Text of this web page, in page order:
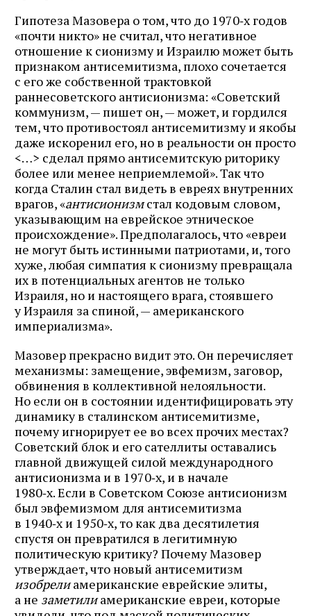
Гипотеза Мазовера о том, что до 1970‑х годов
«почти никто» не считал, что негативное
отношение к сионизму и Израилю может быть
признаком антисемитизма, плохо сочетается
с его же собственной трактовкой
раннесоветского антисионизма: «Советский
коммунизм, — пишет он, — может, и гордился
тем, что противостоял антисемитизму и якобы
даже искоренил его, но в реальности он просто
<…> сделал прямо антисемитскую риторику
более или менее неприемлемой». Так что
когда Сталин стал видеть в евреях внутренних
врагов, «антисионизмстал кодовым словом,
указывающим на еврейское этническое
происхождение». Предполагалось, что «евреи
не могут быть истинными патриотами, и, того
хуже, любая симпатия к сионизму превращала
их в потенциальных агентов не только
Израиля, но и настоящего врага, стоявшего
у Израиля за спиной, — американского
империализма».
Мазовер прекрасно видит это. Он перечисляет
механизмы: замещение, эвфемизм, заговор,
обвинения в коллективной нелояльности.
Но если он в состоянии идентифицировать эту
динамику в сталинском антисемитизме,
почему игнорирует ее во всех прочих местах?
Советский блок и его сателлиты оставались
главной движущей силой международного
антисионизма и в 1970‑х, и в начале
1980‑х. Если в Советском Союзе антисионизм
был эвфемизмом для антисемитизма
в 1940‑х и 1950‑х, то как два десятилетия
спустя он превратился в легитимную
политическую критику? Почему Мазовер
утверждает, что новый антисемитизм
изобрелиамериканские еврейские элиты,
а не заметилиамериканские евреи, которые